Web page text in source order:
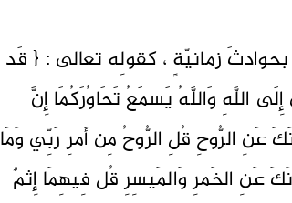
زمانيّةٍ ، كقولِه تعالى : { قَد
اللَّهِ وَاللَّهُ يَسمَعُ تَحَاوُرَكُمَا إِنَّ
وقولِه : { وَيَسأَلُونَكَ عَنِ الرُّوحِ قُلِ الرُّوحُ مِن أَمرِ رَبِّي وَمَا
} [الإسراءُ 85] و { يَسأَلُونَكَ عَنِ الخَمرِ وَالمَيسِرِ قُل فِيهِمَا إِثمٌ